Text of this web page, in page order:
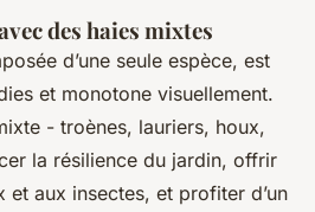
des haies mixtes
d’une seule espèce, est
et monotone visuellement.
- troènes, lauriers, houx,
la résilience du jardin, offrir
et aux insectes, et profiter d’un